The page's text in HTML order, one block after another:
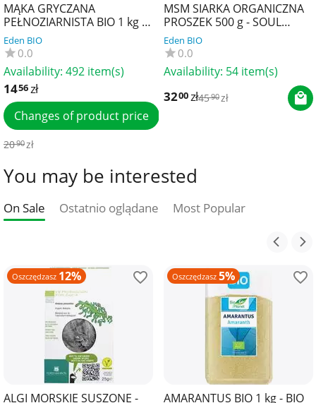
MĄKA GRYCZANA
PEŁNOZIARNISTA BIO 1 kg -
BIO PLANET
Eden BIO
0.0
Availability: 492 item(s)
1456zł
Changes of product price
2090zł
MSM SIARKA ORGANICZNA
PROSZEK 500 g - SOUL
FARM
Eden BIO
0.0
Availability: 54 item(s)
3200zł4590zł
You may be interested
On Sale Ostatnio oglądane Most Popular
Oszczędzasz 12%
ALGI MORSKIE SUSZONE -
Oszczędzasz 5%
AMARANTUS BIO 1 kg - BIO